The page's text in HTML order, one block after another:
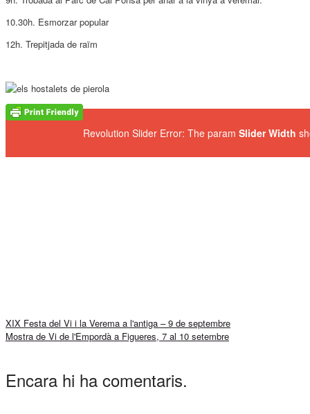
10.30h. Esmorzar popular
12h. Trepitjada de raïm
Revolution Slider Error: The param Slider Width
XIX Festa del Vi i la Verema a l'antiga – 9 de septembre
Mostra de Vi de l'Empordà a Figueres, 7 al 10 setembre
Encara hi ha comentaris.